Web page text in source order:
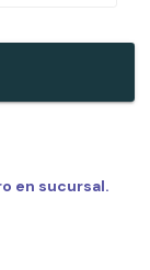
en sucursal.